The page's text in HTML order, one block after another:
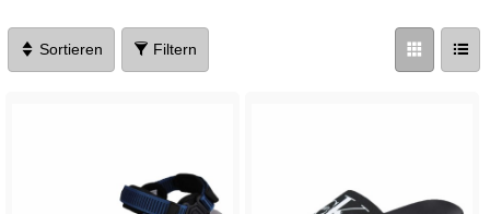
Sortieren Filtern